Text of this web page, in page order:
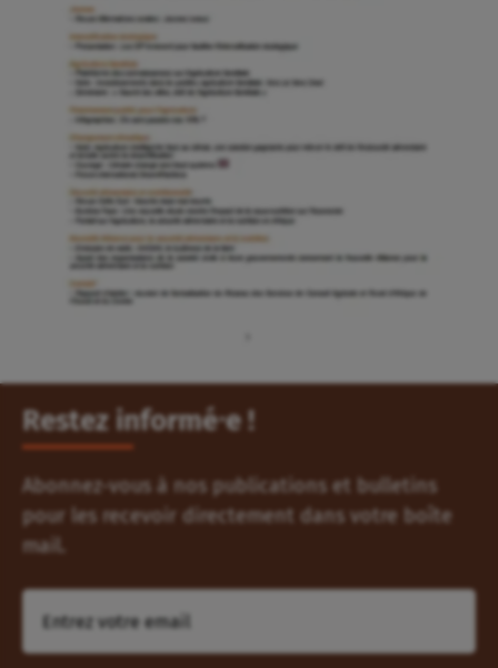
Restez informé⸱e !
Abonnez-vous à nos publications et bulletins
pour les recevoir directement dans votre boîte
mail.